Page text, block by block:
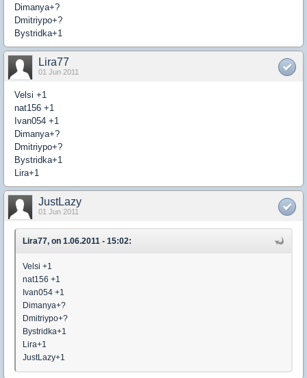
Dimanya+?
Dmitriypo+?
Bystridka+1
Lira77
01 Jun 2011
Velsi +1
nat156 +1
Ivan054 +1
Dimanya+?
Dmitriypo+?
Bystridka+1
Lira+1
JustLazy
01 Jun 2011
Lira77, on 1.06.2011 - 15:02:
Velsi +1
nat156 +1
Ivan054 +1
Dimanya+?
Dmitriypo+?
Bystridka+1
Lira+1
JustLazy+1